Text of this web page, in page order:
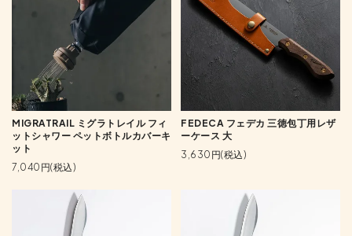
MIGRATRAIL ミグラトレイル フィ
ットシャワー ペットボトルカバーキ
ット
7,040円(税込)
FEDECA フェデカ 三徳包丁用レザ
ーケース 大
3,630円(税込)